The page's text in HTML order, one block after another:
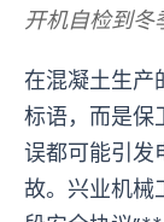
开机自检到冬
在混凝土生产
标语，而是保
误都可能引发
故。兴业机械